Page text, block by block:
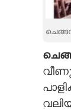
LITERATURE